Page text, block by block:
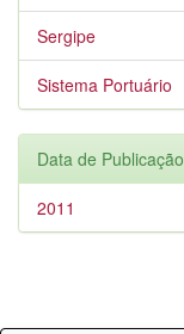
Sergipe
Sistema Portuário
Data de Publicação
2011